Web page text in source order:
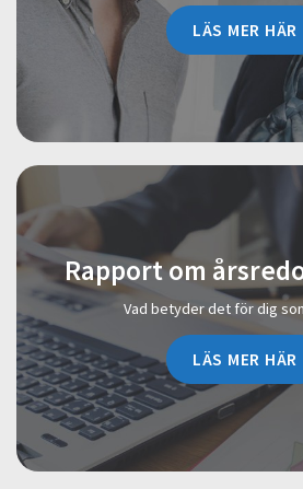
LÄS MER HÄR
Rapport om
Vad betyder det för dig
LÄS MER HÄR